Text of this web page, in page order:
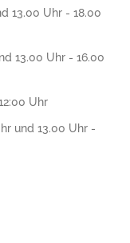
13.00 Uhr - 18.00
13.00 Uhr - 16.00
Uhr
und 13.00 Uhr -